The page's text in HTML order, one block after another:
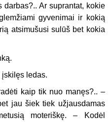
Ar suprantat, kokie
gyvenimai ir kokią
atsimušusi sulūš bet kokia
įskilęs ledas.
kaip tik nuo manęs?.. –
jau šiek tiek užjausdamas
moteriškę. – Kodėl